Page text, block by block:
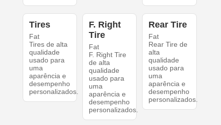
Tires
Fat
Tires de alta
qualidade
usado para
uma
aparência e
desempenho
personalizados.
F. Right
Tire
Fat
F. Right Tire
de alta
qualidade
usado para
uma
aparência e
desempenho
personalizados.
Rear Tire
Fat
Rear Tire de
alta
qualidade
usado para
uma
aparência e
desempenho
personalizados.